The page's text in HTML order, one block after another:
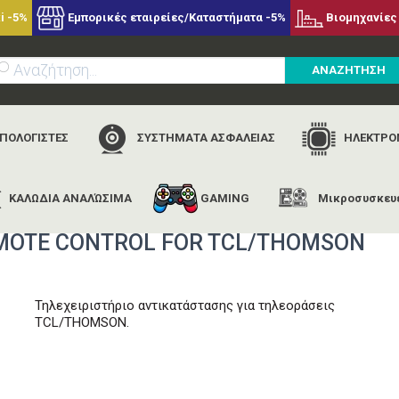
-5% Εμπορικές εταιρείες/Καταστήματα -5%
ΑΝΑΖΗΤΗΣΗ
ΣΥΣΤΗΜΑΤΑ ΑΣΦΑΛΕΙΑΣ
ΚΑΛΩΔΙΑ ΑΝΑΛΏΣΙΜΑ GAMING
εταιρίες meliconi meliconi tlc05 m- telec. remote control for
CONTROL FOR TCL/THOMSON
Τηλεχειριστήριο αντικατάστασης για τηλεοράσεις
TCL/THOMSON.